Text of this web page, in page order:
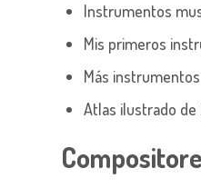
Instrumentos
Mis primeros
Más
Atlas ilustrado